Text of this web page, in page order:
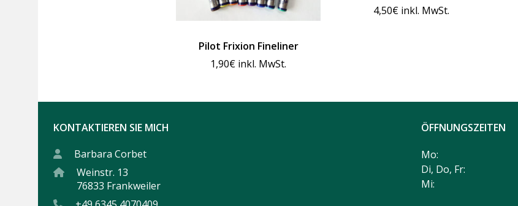
Pilot Frixion Fineliner
1,90€ inkl. MwSt.
4,50€ inkl. MwSt.
KONTAKTIEREN SIE MICH
Barbara Corbet
Weinstr. 13
76833 Frankweiler
ÖFFNUNGSZEITEN
Mo:
Di, Do, Fr:
Mi: